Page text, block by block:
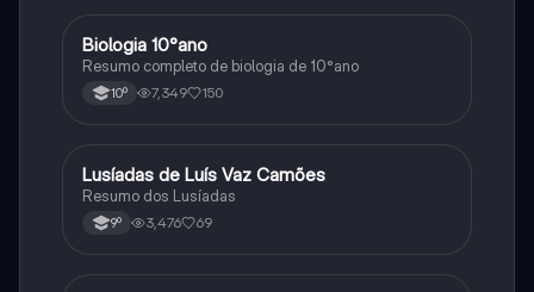
Biologia
Biologia 10°ano
Resumo completo de biologia de 10°ano
10º 7,349 150
Português
Lusíadas de Luís Vaz Camões
Resumo dos Lusíadas
9º 3,476 69